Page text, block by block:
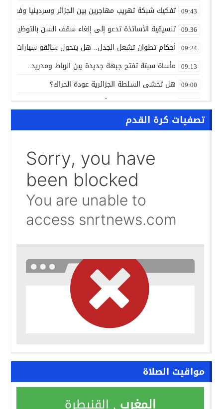
09:43 تفكيك شبكة تهريب مهاجرين بين الجزائر وسردينيا وفرنسا
09:36 تنسيقية الأساتذة تدعو إلى إلغاء سقف السن بالتوظيف
09:24 أحكام تطوان تشعل الجدل.. هل يتحول سائقو سيارات
09:13 مأساة سبتة تفتح جبهة جديدة بين الرباط ومدريد..
09:00 هل تخشى السلطة الجزائرية عودة الحراك؟
10:13 الاتفاق الفلاحي المغربي الأوروبي يدخل مرحلة الحسم..
حرب الظل الرقمية.. اتهامات للجزائر بتسخير جيوش
واشنطن تفتح ملف المينورسو من العيون..
غضب تونسي في وجه تبون.. رسالة نارية ترفض «الوصاية
تصفيات كرة القدم
مواقيت الصلاة